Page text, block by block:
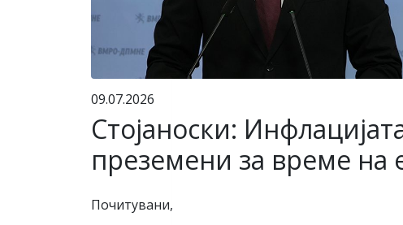
09.07.2026
Стојаноски:
преземени за време на
Почитувани,